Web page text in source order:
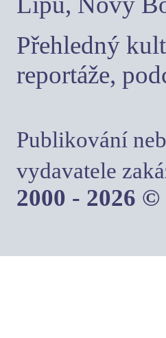
Přehledný
reportáže,
Publikování
vydavatele
2000 - 2026